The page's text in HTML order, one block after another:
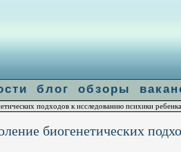
биогенетических
блог обзоры
подходов к исследованию психики ребенка